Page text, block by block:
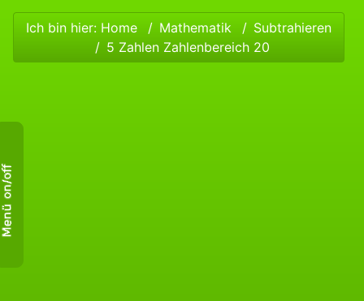
Ich bin hier: Home Mathematik
Subtrahieren
5 Zahlen Zahlenbereich 20